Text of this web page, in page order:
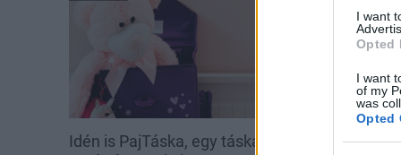
I want
Opted
I want
of my
was
Opted
Idén is PajTáska, egy táskányi
Beindult az